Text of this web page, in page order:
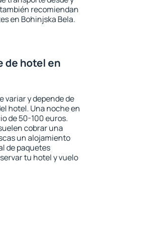
recomiendan
en Bohinjska Bela.
de hotel en
variar y depende de
hotel. Una noche en
de 50-100 euros.
cobrar una
un alojamiento
de paquetes
tu hotel y vuelo